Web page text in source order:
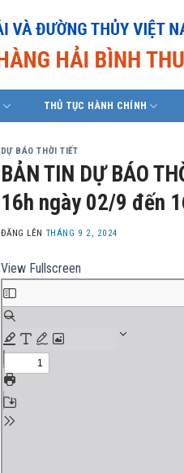
THỦ TỤC HÀNH CHÍNH
DỰ BÁO THỜI TIẾT
BẢN TIN DỰ BÁO
16h ngày 02/9 đến
ĐĂNG LÊN THÁNG 9 2, 2024
View Fullscreen